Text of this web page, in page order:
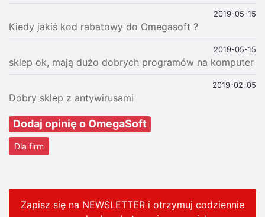
2019-05-15
Kiedy jakiś kod rabatowy do Omegasoft ?
2019-05-15
sklep ok, mają dużo dobrych programów na komputer
2019-02-05
Dobry sklep z antywirusami
Dodaj opinię o OmegaSoft
Dla firm
Zapisz się na NEWSLETTER i otrzymuj codziennie